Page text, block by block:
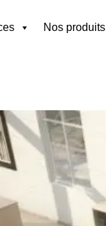
Nos produits